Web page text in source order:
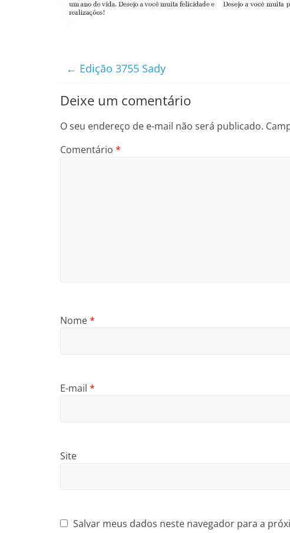
← Edição 3755 Sady
Deixe um comentário
O seu endereço de e-mail não será publicado.
Comentário *
Nome*
E-mail *
Site
Salvar meus dados neste navegador para a